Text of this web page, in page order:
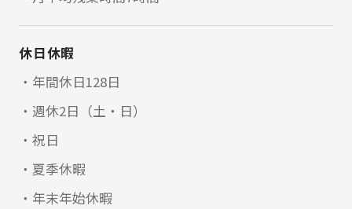
休日休暇
・年間休日128日
・週休2日（土・日）
・祝日
・夏季休暇
・年末年始休暇